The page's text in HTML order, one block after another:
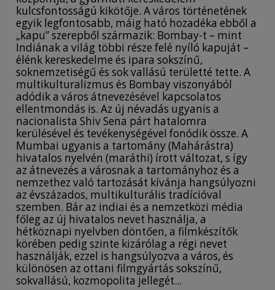
kulcsfontosságú kikötője. A város történetének
egyik legfontosabb, máig ható hozadéka ebből a
„kapu” szerepből származik: Bombay-t – mint
Indiának a világ többi része felé nyíló kapuját –
élénk kereskedelme és ipara sokszínű,
soknemzetiségű és sok vallású területté tette. A
multikulturalizmus és Bombay viszonyából
adódik a város átnevezésével kapcsolatos
ellentmondás is. Az új névadás ugyanis a
nacionalista Shiv Sena párt hatalomra
kerülésével és tevékenységével fonódik össze. A
Mumbai ugyanis a tartomány (Mahárástra)
hivatalos nyelvén (maráthi) írott változat, s így
az átnevezés a városnak a tartományhoz és a
nemzethez való tartozását kívánja hangsúlyozni
az évszázados, multikulturális tradícióval
szemben. Bár az indiai és a nemzetközi média
főleg az új hivatalos nevet használja, a
hétköznapi nyelvben döntően, a filmkészítők
körében pedig szinte kizárólag a régi nevet
használják, ezzel is hangsúlyozva a város, és
különösen az ottani filmgyártás sokszínű,
sokvallású, kozmopolita jellegét...